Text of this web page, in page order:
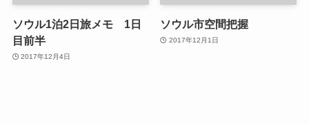
ソウル1泊2日旅メモ 1日
目前半
2017年12月4日
ソウル市空間把握
2017年12月1日